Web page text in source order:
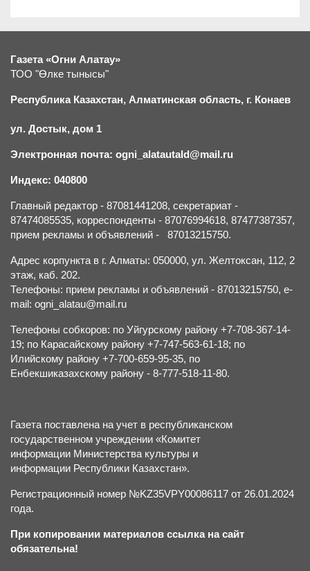
Газета «Огни Алатау»
ТОО "Өлке тынысы"
Республика Казахстан, Алматинская область, г. Конаев
ул. Достык, дом 1
Электронная почта: ogni_alatautald@mail.ru
Индекс: 040800
Главный редактор - 87081441208, секретариат -
87474085535, корреспонденты - 87076994618, 87477387357,
прием рекламы и объявлений - 87013215750.
Адрес корпункта в г. Алматы: 050000, ул. Желтоксан, 112, 2
этаж, каб. 202.
Телефоны: прием рекламы и объявлений - 87013215750, e-
mail: ogni_alatau@mail.ru
Телефоны собкоров: по Уйгурскому району +7-708-367-14-
19; по Карасайскому району +7-747-563-61-18; по
Илийскому району +7-700-659-95-35, по
Енбекшиказахскому району - 8-777-518-11-80.
Газета поставлена на учет в республиканском
государственном учреждении «Комитет
информации Министерства культуры и
информации Республики Казахстан».
Регистрационный номер №KZ35VPY00086117 от 26.01.2024
года.
При копировании материалов ссылка на сайт
обязательна!